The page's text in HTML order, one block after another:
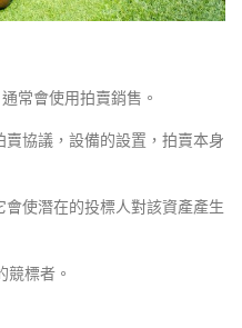
常會使用拍賣銷售。
協議，設備的設置，拍賣本身
使潛在的投標人對該資產產生
標者。